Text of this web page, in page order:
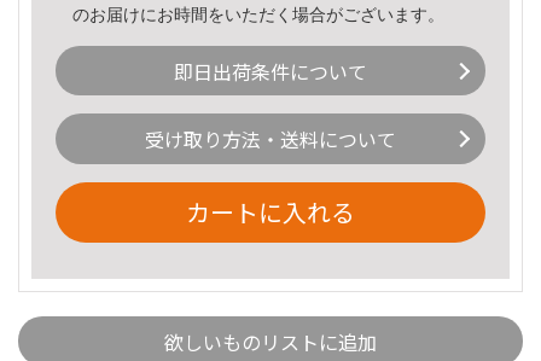
のお届けにお時間をいただく場合がございます。
即日出荷条件について
受け取り方法・送料について
カートに入れる
欲しいものリストに追加